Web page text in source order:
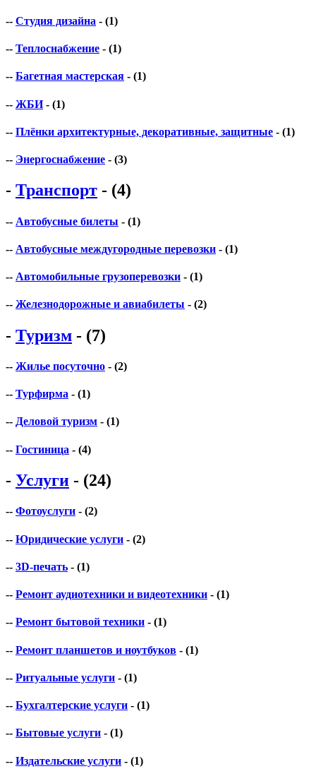
-- Студия дизайна - (1)
-- Теплоснабжение - (1)
-- Багетная мастерская - (1)
-- ЖБИ- (1)
-- Плёнки архитектурные, декоративные, защитные - (1)
-- Энергоснабжение - (3)
- Транспорт - (4)
-- Автобусные билеты - (1)
-- Автобусные междугородные перевозки - (1)
-- Автомобильные грузоперевозки - (1)
-- Железнодорожные и авиабилеты - (2)
- Туризм - (7)
-- Жилье посуточно - (2)
-- Турфирма - (1)
-- Деловой туризм - (1)
-- Гостиница - (4)
- Услуги - (24)
-- Фотоуслуги - (2)
-- Юридические услуги - (2)
-- 3D-печать - (1)
-- Ремонт аудиотехники и видеотехники - (1)
-- Ремонт бытовой техники - (1)
-- Ремонт планшетов и ноутбуков - (1)
-- Ритуальные услуги - (1)
-- Бухгалтерские услуги - (1)
-- Бытовые услуги - (1)
-- Издательские услуги - (1)